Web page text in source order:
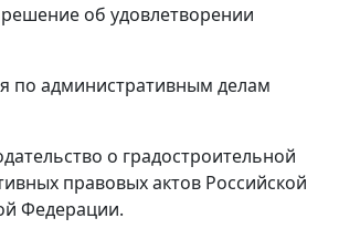
об удовлетворении
по административным делам
о градостроительной
правовых актов Российской
Федерации.